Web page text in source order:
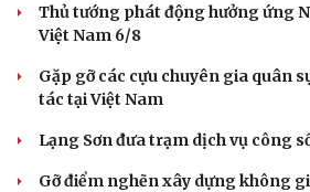
Thủ tướng phát động hưởng ứng
Việt Nam 6/8
Gặp gỡ các cựu chuyên gia quân
tác tại Việt Nam
Lạng Sơn đưa trạm dịch vụ công
Gỡ điểm nghẽn xây dựng không